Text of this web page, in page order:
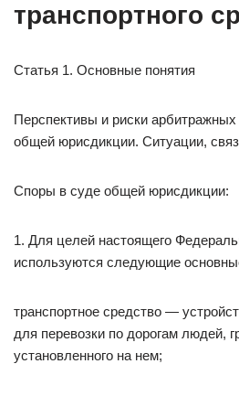
транспортного
Статья 1. Основные понятия
Перспективы и риски
общей юрисдикции. Ситуации,
Споры в суде общей юрисдикции:
1. Для целей настоящего
используются следующие
транспортное средство —
для перевозки по дорогам людей,
установленного на нем;